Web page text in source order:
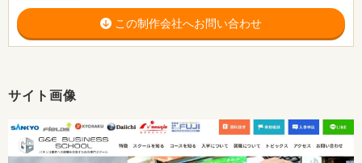
サイト画像
この制作会社へお問い合わせ